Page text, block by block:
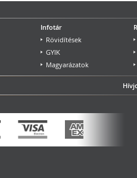
Infotár
Rövidítések
GYIK
Magyarázatok